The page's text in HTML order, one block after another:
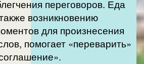
переговоров. Еда
возникновению
для произнесения
помогает «переварить»